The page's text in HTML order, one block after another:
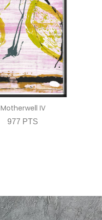
Motherwell IV
977 PTS